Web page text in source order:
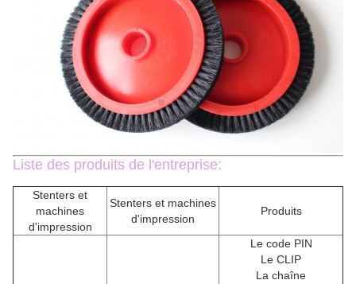
Liste des produits de l'entreprise:
Stenters et
machines
d'impression
Stenters et machines
d'impression
Produits
Le code PIN
Le CLIP
La chaîne